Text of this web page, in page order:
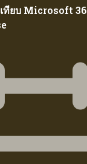
ทียบ Microsoft